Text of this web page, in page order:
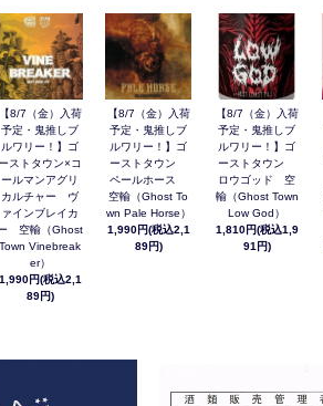
【8/7（金）入荷
予定・鬼推しブ
ルワリー！】ゴ
ーストタウン×コ
ールマンアグリ
カルチャー ヴ
ァインブレイカ
空輸（Ghost
Town Vinebreak
er）
1,990円(税込2,1
89円)
【8/7（金）入荷
予定・鬼推しブ
ルワリー！】ゴ
ーストタウン
ペールホース
空輸（Ghost To
wn Pale Horse）
1,990円(税込2,1
89円)
【8/7（金）入荷
予定・鬼推しブ
ルワリー！】ゴ
ーストタウン
ロウゴッド 空
輸（Ghost Town
Low God）
1,810円(税込1,9
91円)